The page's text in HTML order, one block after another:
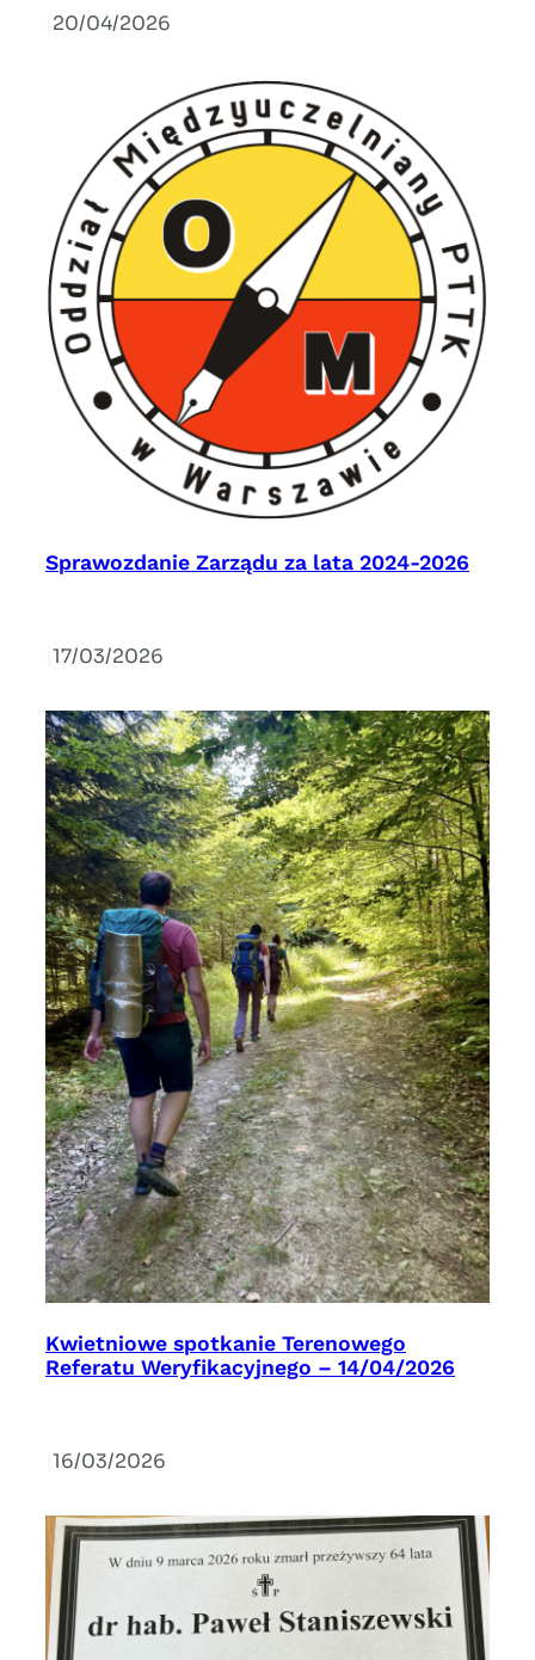
20/04/2026
Sprawozdanie Zarządu za lata 2024-2026
17/03/2026
Kwietniowe spotkanie Terenowego
Referatu Weryfikacyjnego – 14/04/2026
16/03/2026